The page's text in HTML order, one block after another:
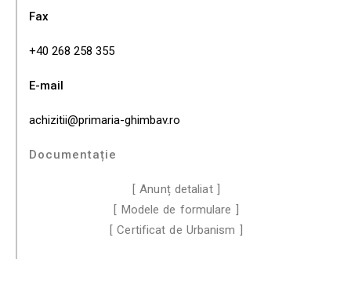
Fax
+40 268 258 355
E-mail
achizitii@primaria-ghimbav.ro
Documentație
[ Anunț detaliat ]
[ Modele de formulare ]
[ Certificat de Urbanism ]